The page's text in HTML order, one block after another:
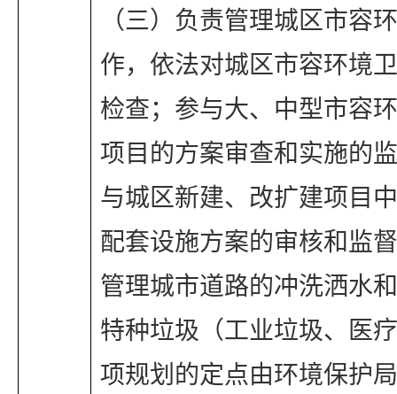
（三）负责管理城区市容
作，依法对城区市容环境
检查；参与大、中型市容
项目的方案审查和实施的
与城区新建、改扩建项目
配套设施方案的审核和监
管理城市道路的冲洗洒水
特种垃圾（工业垃圾、医
项规划的定点由环境保护